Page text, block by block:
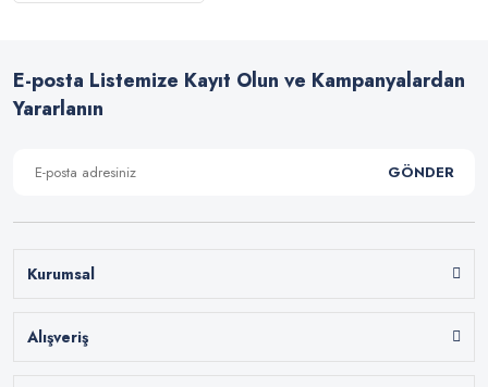
E-posta Listemize Kayıt Olun ve Kampanyalardan
Yararlanın
GÖNDER
Kurumsal
Alışveriş